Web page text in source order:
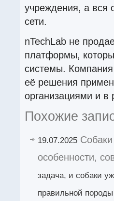
учреждения, а вся
сети.
nTechLab не
платформы,
системы.
её решения
организациями и в
Похожие
19.07.2025
особенности,
задача, и собаки
правильной